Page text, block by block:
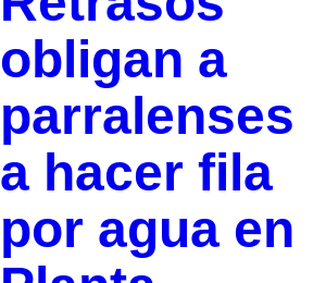
obligan a
parralenses
a hacer fila
por agua en